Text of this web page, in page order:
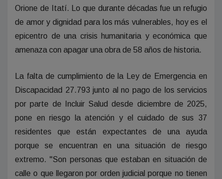
Orione de Itatí. Lo que durante décadas fue un refugio
de amor y dignidad para los más vulnerables, hoy es el
epicentro de una crisis humanitaria y económica que
amenaza con apagar una obra de 58 años de historia.
La falta de cumplimiento de la Ley de Emergencia en
Discapacidad 27.793 junto al no pago de los servicios
por parte de Incluir Salud desde diciembre de 2025,
pone en riesgo la atención y el cuidado de sus 37
residentes que están expectantes de una ayuda
porque se encuentran en una situación de riesgo
extremo. "Son personas que estaban en situación de
calle o que llegaron por orden judicial porque no tienen